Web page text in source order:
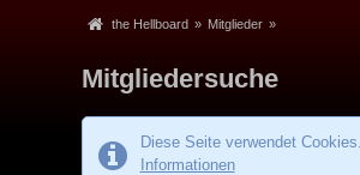
the Hellboard » Mitglieder »
Mitgliedersuche
Diese Seite verwendet
Informationen